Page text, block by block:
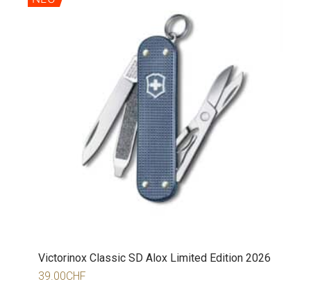
Victorinox Classic SD Alox Limited Edition 2026
39.00CHF